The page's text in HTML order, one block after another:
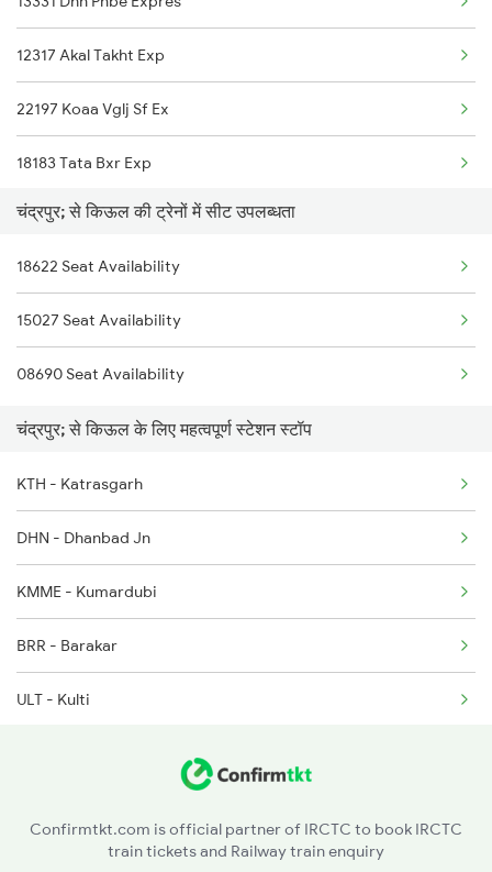
12317 Akal Takht Exp
22197 Koaa Vglj Sf Ex
18183 Tata Bxr Exp
13105 Sdah Bui Expres
12361 Asn Csmt Exp
11428 Jsme Pune Exp
13021 Mithila Express
2253 Ypr Bgp Fest Spl
2304 Poorva Exp Spl
2317 Koaa Asr Spl
2318 Asr Koaa Sf Spl
2325 Koaa Nldm Spl
2326 Nldm Koaa Sf Spl
चंद्रपुर; से किऊल की ट्रेनों में सीट उपलब्धता
18622 Seat Availability
15027 Seat Availability
08690 Seat Availability
चंद्रपुर; से किऊल के लिए महत्वपूर्ण स्टेशन स्टॉप
KTH - Katrasgarh
DHN - Dhanbad Jn
KMME - Kumardubi
BRR - Barakar
ULT - Kulti
VDS - Vidyasagar
Confirmtkt.com is official partner of IRCTC to book IRCTC
train tickets and Railway train enquiry